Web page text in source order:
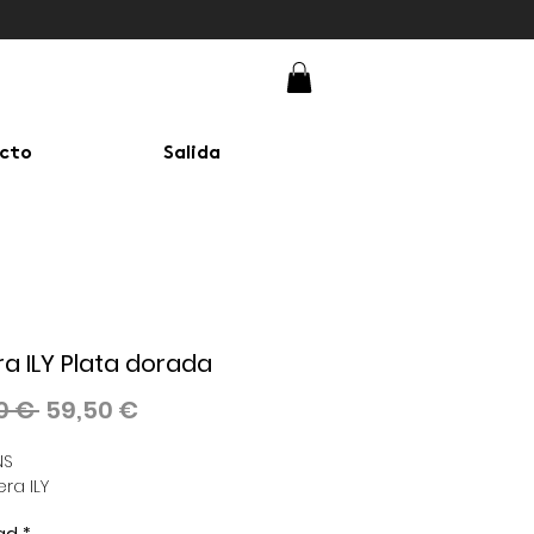
Salida
ILY Plata dorada
€ Precio
59,50 €
ILY